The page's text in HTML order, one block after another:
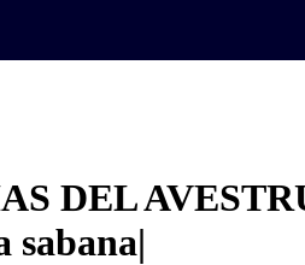
DEL
sabana|